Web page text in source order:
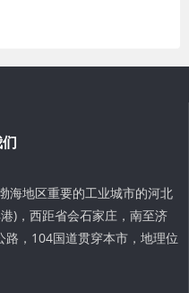
海地区重要的工业城市的河北
)，西距省会石家庄，南至济
，104国道贯穿本市，地理位